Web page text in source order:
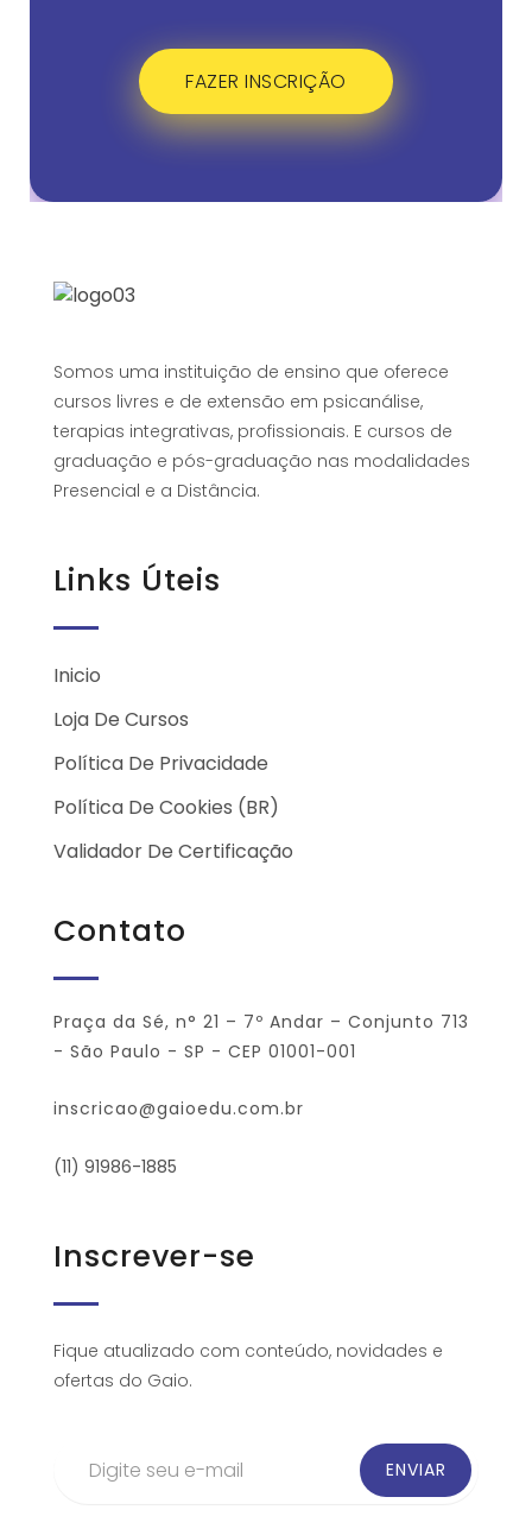
FAZER INSCRIÇÃO
Somos uma instituição de ensino que oferece
cursos livres e de extensão em psicanálise,
terapias integrativas, profissionais. E cursos de
graduação e pós-graduação nas modalidades
Presencial e a Distância.
Links Úteis
Inicio
Loja De Cursos
Política De Privacidade
Política De Cookies (BR)
Validador De Certificação
Contato
Praça da Sé, n° 21 – 7º Andar – Conjunto 713
- São Paulo - SP - CEP 01001-001
inscricao@gaioedu.com.br
(11) 91986-1885
Inscrever-se
Fique atualizado com conteúdo, novidades e
ofertas do Gaio.